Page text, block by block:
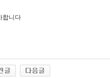
합니다